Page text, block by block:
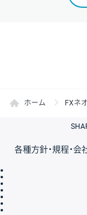
ホーム FXネオ
各種方針・規程・会